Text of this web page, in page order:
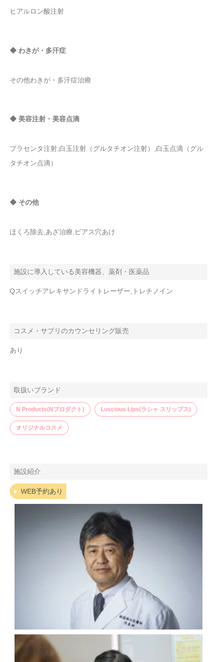
ヒアルロン酸注射
◆ わきが・多汗症
その他わきが・多汗症治療
◆ 美容注射・美容点滴
プラセンタ注射,白玉注射（グルタチオン注射）,白玉点滴（グル
タチオン点滴）
◆ その他
ほくろ除去,あざ治療,ピアス穴あけ
施設に導入している美容機器、薬剤・医薬品
Qスイッチアレキサンドライトレーザー,トレチノイン
コスメ・サプリのカウンセリング販売
あり
取扱いブランド
N Products(Nプロダクト) Luscious Lips(ラシャ スリップス)
オリジナルコスメ
施設紹介
WEB予約あり